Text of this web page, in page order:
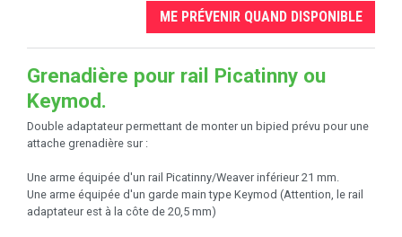
ME PRÉVENIR QUAND DISPONIBLE
Grenadière pour rail Picatinny ou
Keymod.
Double adaptateur permettant de monter un bipied prévu pour une
attache grenadière sur :
Une arme équipée d'un rail Picatinny/Weaver inférieur 21 mm.
Une arme équipée d'un garde main type Keymod (Attention, le rail
adaptateur est à la côte de 20,5 mm)